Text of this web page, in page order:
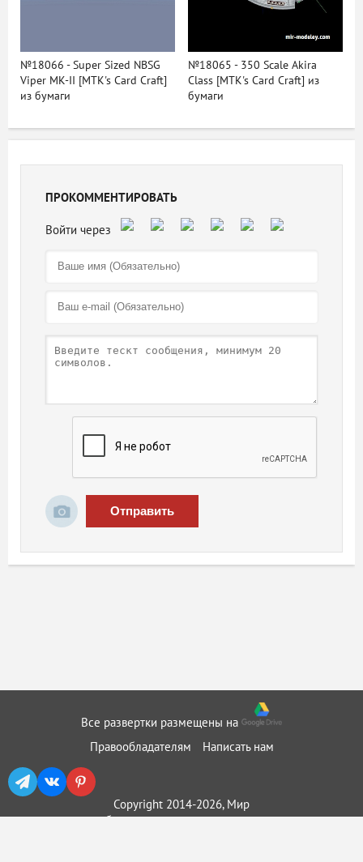
№18066 - Super Sized NBSG
Viper MK-II [MTK's Card Craft]
из бумаги
№18065 - 350 Scale Akira
Class [MTK's Card Craft] из
бумаги
ПРОКОММЕНТИРОВАТЬ
Отправить
Все развертки размещены на
Правообладателям
Написать нам
Copyright 2014-2026, Мир
бумажного моделирования ::